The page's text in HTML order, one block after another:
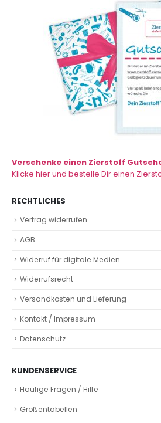
Verschenke einen Zierstoff
Klicke hier und bestelle Dir einen
RECHTLICHES
Vertrag widerrufen
AGB
Widerruf für digitale Medien
Widerrufsrecht
Versandkosten und Lieferung
Kontakt / Impressum
Datenschutz
KUNDENSERVICE
Häufige Fragen / Hilfe
Größentabellen